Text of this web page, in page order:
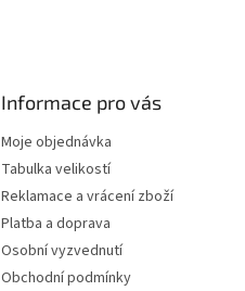
Informace pro vás
Moje objednávka
Tabulka velikostí
Reklamace a vrácení zboží
Platba a doprava
Osobní vyzvednutí
Obchodní podmínky